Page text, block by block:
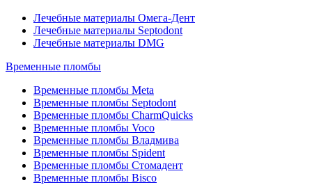
Лечебные материалы Омега-Дент
Лечебные материалы Septodont
Лечебные материалы DMG
Временные пломбы
Временные пломбы Meta
Временные пломбы Septodont
Временные пломбы CharmQuicks
Временные пломбы Voco
Временные пломбы Владмива
Временные пломбы Spident
Временные пломбы Стомадент
Временные пломбы Bisco